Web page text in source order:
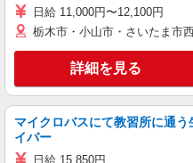
日給 11,000円〜12,100円
栃木市・小山市・さいたま市
詳細を見る
マイクロバスにて教習所に通う
イバー
日給 15,850円